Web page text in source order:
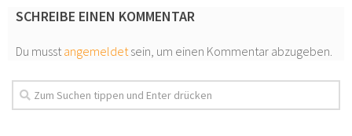
SCHREIBE EINEN KOMMENTAR
Du musstangemeldetsein, um einen Kommentar abzugeben.